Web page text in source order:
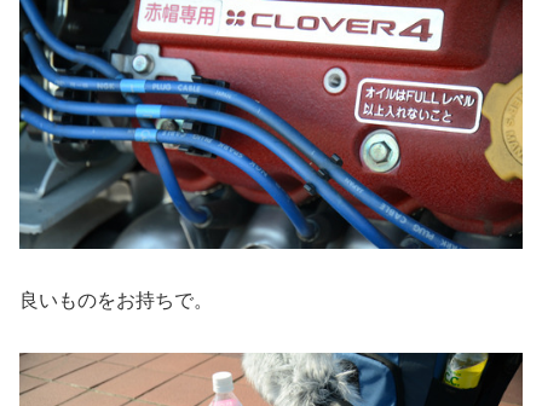
良いものをお持ちで。